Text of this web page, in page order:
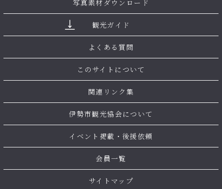
写真素材ダウンロード
観光ガイド
よくある質問
このサイトについて
関連リンク集
伊勢市観光協会について
イベント掲載・後援依頼
会員一覧
サイトマップ